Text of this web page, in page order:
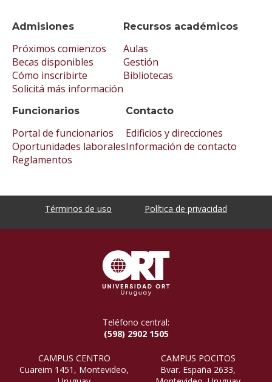
Admisiones
Próximos comienzos
Becas disponibles
Cómo inscribirte
Solicitá más información
Recursos académicos
Aulas
Gestión
Bibliotecas
Funcionarios
Portal de funcionarios
Oportunidades laborales
Reglamentos
Contacto
Edificios y direcciones
Información de contacto
Términos de uso Política de privacidad
Teléfono central:
(598) 2902 1505
CAMPUS CENTRO
Cuareim 1451, Montevideo,
CAMPUS POCITOS
Bvar. España 2633,